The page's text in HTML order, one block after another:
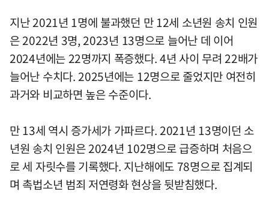
지난 2021년 1명에 불과했던 만 12세 소년원 송치 인원
은 2022년 3명, 2023년 13명으로 늘어난 데 이어
2024년에는 22명까지 폭증했다. 4년 사이 무려 22배가
늘어난 수치다. 2025년에는 12명으로 줄었지만 여전히
과거와 비교하면 높은 수준이다.
만 13세 역시 증가세가 가파르다. 2021년 13명이던 소
년원 송치 인원은 2024년 102명으로 급증하며 처음으
로 세 자릿수를 기록했다. 지난해에도 78명으로 집계되
며 촉법소년 범죄 저연령화 현상을 뒷받침했다.